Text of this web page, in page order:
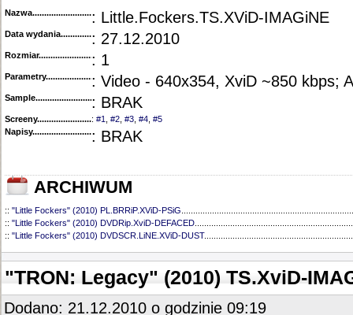
Nazwa.............................................: Little.Fockers.TS.XViD-IMAGiNE
Data wydania......................................
: 27.12.2010
Rozmiar...........................................
: 1
Parametry.........................................: Video - 640x354, XviD ~850 kbps;
Sample............................................
: BRAK
Screeny...........................................
: #1 #2 #3 #4 #5
Napisy............................................
: BRAK
ARCHIWUM
:: "Little Fockers" (2010) PL.BRRiP.XViD-PSiG
:: "Little Fockers" (2010) DVDRip.XviD-DEFACED
:: "Little Fockers" (2010) DVDSCR.LiNE.XViD-DUST
"TRON: Legacy" (2010) TS.XviD-
Dodano: 21.12.2010 o godzinie 09:19